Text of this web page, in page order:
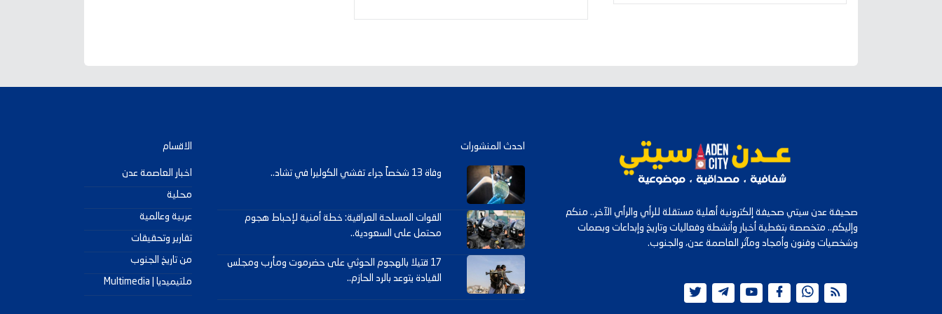
صحيفة عدن سيتي صحيفة إلكترونية أهلية مستقلة للرأي والرأي الآخر.. منكم
وإليكم.. متخصصة بتغطية أخبار وأنشطة وفعاليات وتاريخ وإبداعات وبصمات
وشخصيات وفنون وأمجاد ومآثر العاصمة عدن، والجنوب.
احدث المنشورات
وفاة 13 شخصاً جراء تفشي الكوليرا في تشاد..
القوات المسلحة العراقية: خطة أمنية لإحباط هجوم
محتمل على السعودية..
17 قتيلا بالهجوم الحوثي على حضرموت ومأرب ومجلس
القيادة يتوعد بالرد الحازم..
الاقسام
اخبار العاصمة عدن
محلية
عربية وعالمية
تقارير وتحقيقات
من تاريخ الجنوب
ملتيميديا | Multimedia